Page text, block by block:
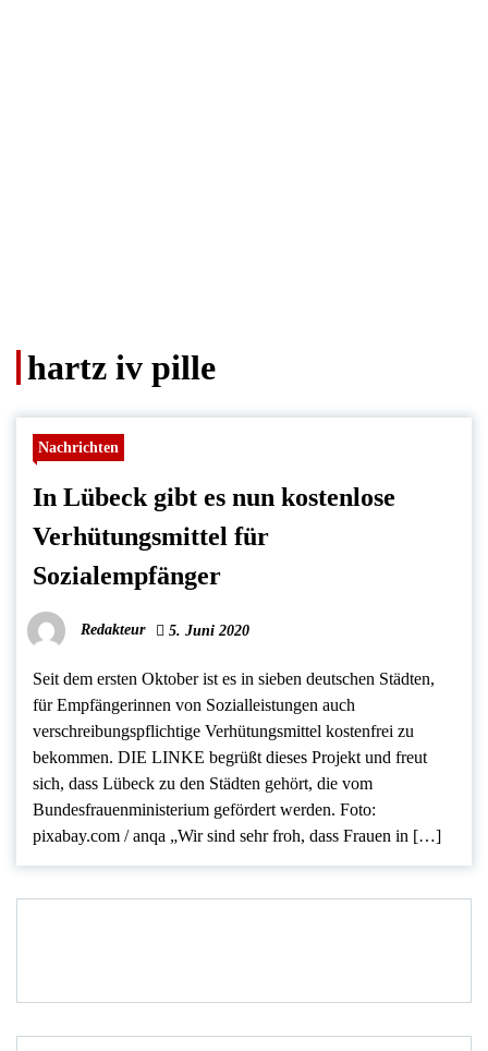
hartz iv pille
Nachrichten
In Lübeck gibt es nun kostenlose
Verhütungsmittel für
Sozialempfänger
Redakteur 5. Juni 2020
Seit dem ersten Oktober ist es in sieben deutschen Städten,
für Empfängerinnen von Sozialleistungen auch
verschreibungspflichtige Verhütungsmittel kostenfrei zu
bekommen. DIE LINKE begrüßt dieses Projekt und freut
sich, dass Lübeck zu den Städten gehört, die vom
Bundesfrauenministerium gefördert werden. Foto:
pixabay.com / anqa „Wir sind sehr froh, dass Frauen in […]